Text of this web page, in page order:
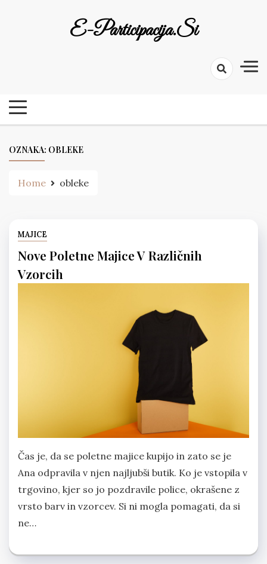
E-Participacija.si
OZNAKA: OBLEKE
Home obleke
MAJICE
Nove Poletne Majice V Različnih
Vzorcih
Čas je, da se poletne majice kupijo in zato se je
Ana odpravila v njen najljubši butik. Ko je vstopila v
trgovino, kjer so jo pozdravile police, okrašene z
vrsto barv in vzorcev. Si ni mogla pomagati, da si
ne…